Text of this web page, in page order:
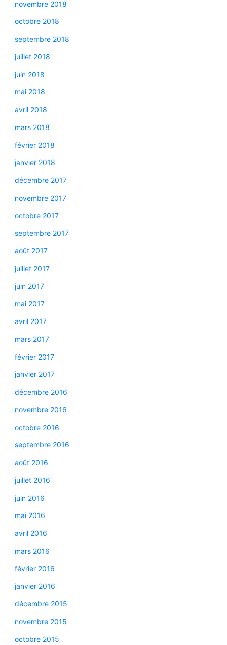
novembre 2018
octobre 2018
septembre 2018
juillet 2018
juin 2018
mai 2018
avril 2018
mars 2018
février 2018
janvier 2018
décembre 2017
novembre 2017
octobre 2017
septembre 2017
août 2017
juillet 2017
juin 2017
mai 2017
avril 2017
mars 2017
février 2017
janvier 2017
décembre 2016
novembre 2016
octobre 2016
septembre 2016
août 2016
juillet 2016
juin 2016
mai 2016
avril 2016
mars 2016
février 2016
janvier 2016
décembre 2015
novembre 2015
octobre 2015